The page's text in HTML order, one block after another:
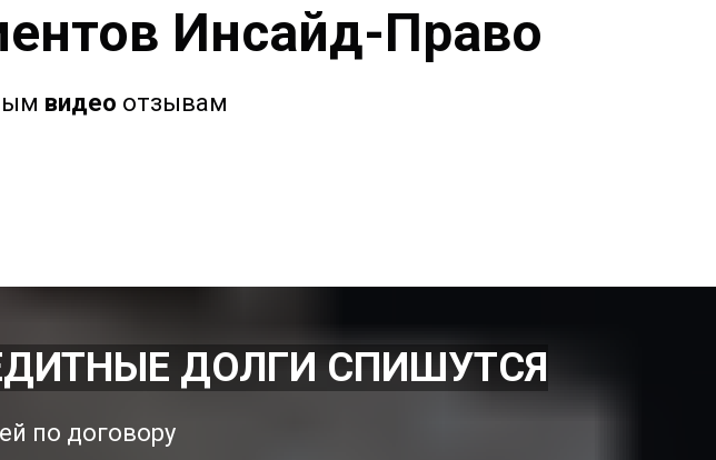
Инсайд-Право
видео отзывам
ДОЛГИ СПИШУТСЯ
по договору